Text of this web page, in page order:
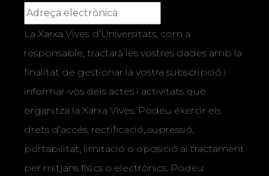
La Xarxa Vives d’Universitats, com a
responsable, tractarà les vostres dades amb la
finalitat de gestionar la vostra subscripció i
informar-vos dels actes i activitats que
organitza la Xarxa Vives. Podeu exercir els
drets d’accés, rectificació, supressió,
portabilitat, limitació o oposició al tractament
per mitjans físics o electrònics. Podeu